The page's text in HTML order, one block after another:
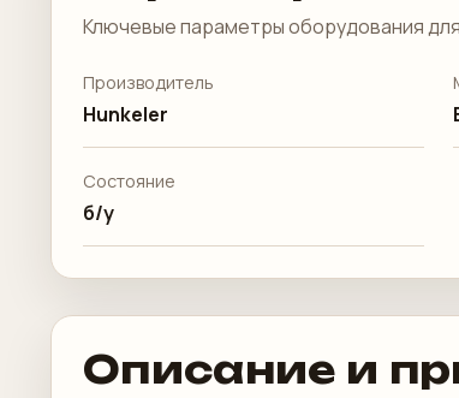
Ключевые параметры оборудования
Производитель
Hunkeler
Состояние
б/у
Описание и